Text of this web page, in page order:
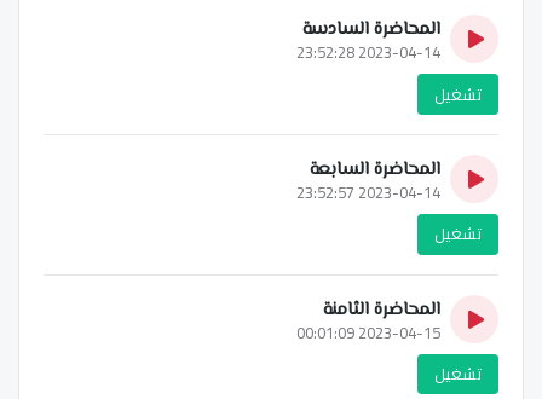
المحاضرة السادسة
2023-04-14 23:52:28
تشغيل
المحاضرة السابعة
2023-04-14 23:52:57
تشغيل
المحاضرة الثامنة
2023-04-15 00:01:09
تشغيل